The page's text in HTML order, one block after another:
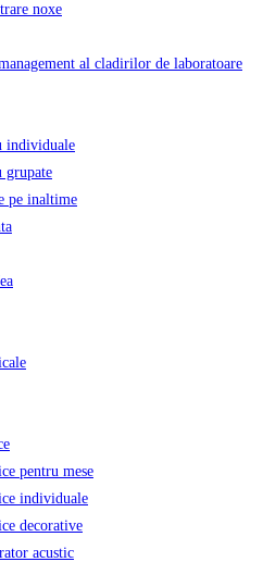
noxe
al cladirilor de laboratoare
individuale
grupate
pe inaltime
pentru mese
individuale
decorative
acustic